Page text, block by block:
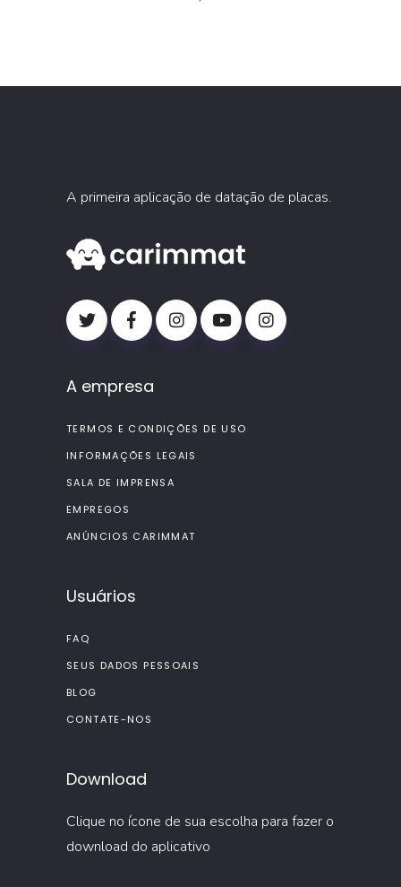
A primeira aplicação de datação de placas.
A empresa
TERMOS E CONDIÇÕES DE USO
INFORMAÇÕES LEGAIS
SALA DE IMPRENSA
EMPREGOS
ANÚNCIOS CARIMMAT
Usuários
FAQ
SEUS DADOS PESSOAIS
BLOG
CONTATE-NOS
Download
Clique no ícone de sua escolha para fazer o
download do aplicativo